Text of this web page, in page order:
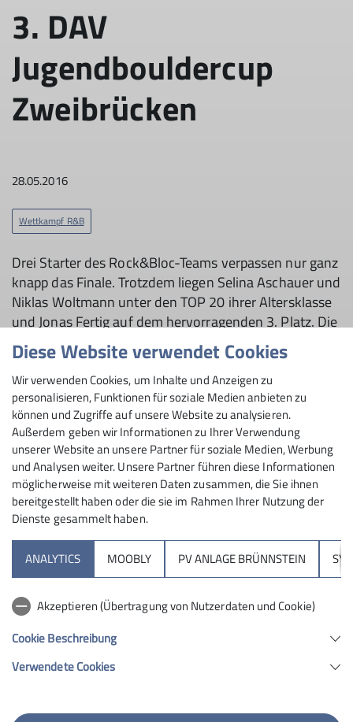
3. DAV
Jugendbouldercup
Zweibrücken
28.05.2016
Wettkampf R&B
Drei Starter des Rock&Bloc-Teams verpassen nur ganz
knapp das Finale. Trotzdem liegen Selina Aschauer und
Niklas Woltmann unter den TOP 20 ihrer Altersklasse
und Jonas Fertig auf dem hervorragenden 3. Platz. Die
Entscheidung fällt nun in den Lead- und
Speedwettkämpfen.
Mit sehr geringer Starterzahl machten wir uns am
Samstag, den 28.05.2016 auf den Weg nach
Zweibrücken zum 3. DAV Jugendcup Bouldern, damit
wir am darauffolgenden Tag vor Ort sein konnten. Top
fit und motiviert gingen Selina Aschauer und Jonas
Fertig der Startklasse B nach sehr gutem Aufwärmen
an die 6 Boulder der Qualifikation und bewältigten
einige der sehr schweren Probleme. Leider reichte es
26. Platz und Jonas boulderte auf den 13. Platz. 2
Stunden später trat auch Niklas Woltmann der
Startklasse A gegen seine vielen Konkurrenten an und
verpasste mit einem 11. Platz das begehrte Finale nur
Diese Website verwendet Cookies
Wir verwenden Cookies, um Inhalte und Anzeigen zu
personalisieren, Funktionen für soziale Medien anbieten zu
können und Zugriffe auf unsere Website zu analysieren.
Außerdem geben wir Informationen zu Ihrer Verwendung
unserer Website an unsere Partner für soziale Medien, Werbung
und Analysen weiter. Unsere Partner führen diese Informationen
möglicherweise mit weiteren Daten zusammen, die Sie ihnen
bereitgestellt haben oder die sie im Rahmen Ihrer Nutzung der
Dienste gesammelt haben.
ANALYTICS MOOBLY PV ANLAGE BRÜNNSTEIN
Akzeptieren (Übertragung von Nutzerdaten und Cookie)
Cookie Beschreibung
Verwendete Cookies